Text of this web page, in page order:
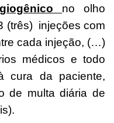
no olho
(três) injeções com
cada injeção, (…)
médicos e todo
cura da paciente,
de multa diária de